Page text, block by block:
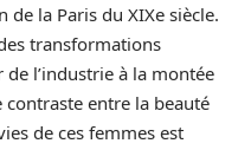
la Paris du XIXe siècle.
transformations
de l’industrie à la montée
entre la beauté
de ces femmes est